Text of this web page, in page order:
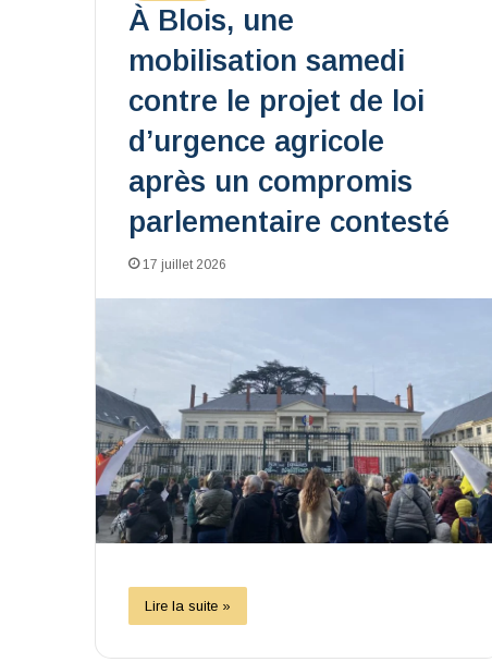
À Blois, une
mobilisation samedi
contre le projet de loi
d’urgence agricole
après un compromis
parlementaire contesté
17 juillet 2026
Lire la suite »